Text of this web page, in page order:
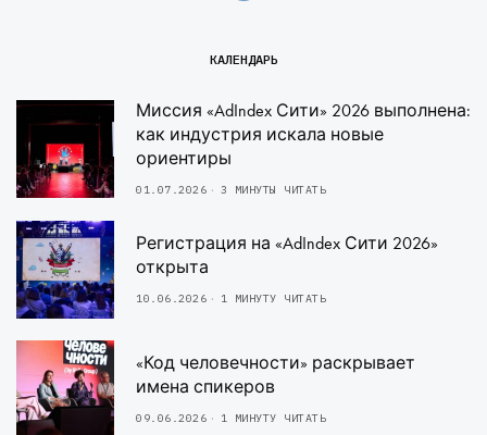
КАЛЕНДАРЬ
Миссия «AdIndex Сити» 2026 выполнена:
как индустрия искала новые
ориентиры
01.07.2026 3 МИНУТЫ ЧИТАТЬ
Регистрация на «AdIndex Сити 2026»
открыта
10.06.2026 1 МИНУТУ ЧИТАТЬ
«Код человечности» раскрывает
имена спикеров
09.06.2026 1 МИНУТУ ЧИТАТЬ